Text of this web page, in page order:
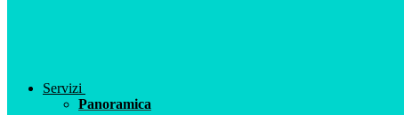
Servizi
Panoramica